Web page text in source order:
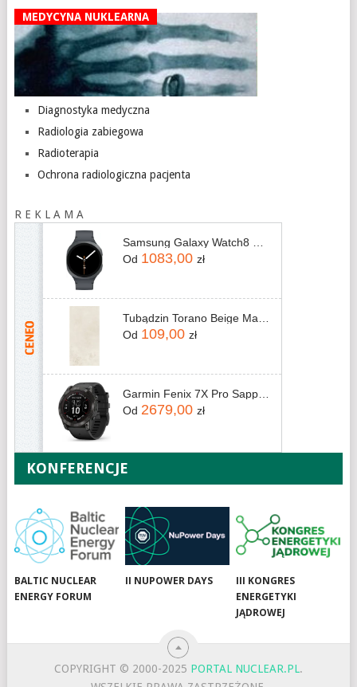
MEDYCYNA NUKLEARNA
Diagnostyka medyczna
Radiologia zabiegowa
Radioterapia
Ochrona radiologiczna pacjenta
R E K L A M A
Od 1083,00 zł
Od 109,00 zł
Garmin Fenix 7X Pro Sapphire Solar Carbon Gray DLC Titanium Z Czarnym Paskiem (010-02778-11)
Od 2679,00 zł
KONFERENCJE
BALTIC NUCLEAR
ENERGY FORUM
II NUPOWER DAYS
III KONGRES
ENERGETYKI
JĄDROWEJ
COPYRIGHT © 2000-2025 PORTAL NUCLEAR.PL.